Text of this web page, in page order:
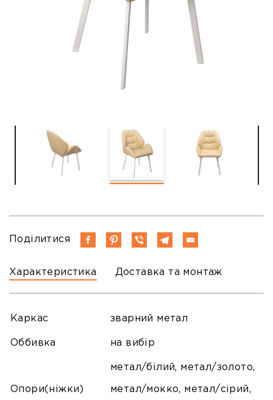
Характеристика Доставка та монтаж
Поділитися
Каркас зварний метал
Оббивка на вибір
Опори(ніжки)
метал/білий, метал/золото,
метал/мокко, метал/сірий,